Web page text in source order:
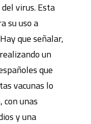
virus. Esta
su uso a
Hay que señalar,
un
que
vacunas lo
con unas
y una